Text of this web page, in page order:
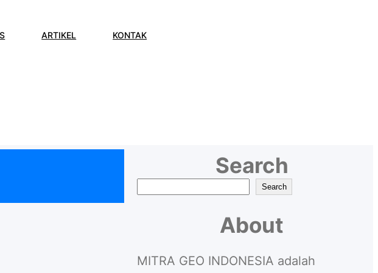
ARTIKEL KONTAK
Search
r
Search
About
MITRA GEO INDONESIA adalah